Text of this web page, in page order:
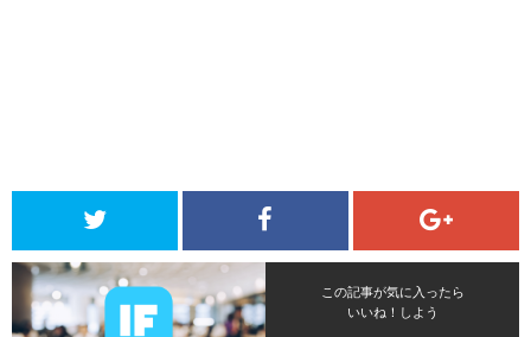
この記事が気に入ったら
いいね！しよう